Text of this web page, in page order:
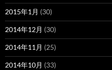
2015年1月 (30)
2014年12月 (30)
2014年11月 (25)
2014年10月 (33)